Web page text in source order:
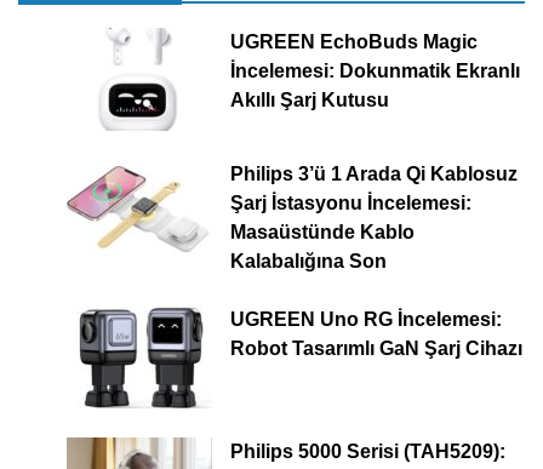
UGREEN EchoBuds Magic
İncelemesi: Dokunmatik Ekranlı
Akıllı Şarj Kutusu
Philips 3’ü 1 Arada Qi Kablosuz
Şarj İstasyonu İncelemesi:
Masaüstünde Kablo
Kalabalığına Son
UGREEN Uno RG İncelemesi:
Robot Tasarımlı GaN Şarj Cihazı
Philips 5000 Serisi (TAH5209):